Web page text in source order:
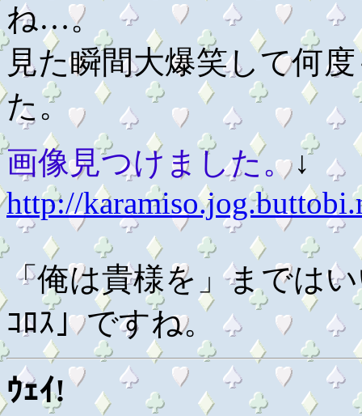
ね…。
見た瞬間大爆笑して何
た。
画像見つけました。↓
http://
「俺は貴様を」までは
ｺﾛｽ」ですね。
ｳｪｲ!